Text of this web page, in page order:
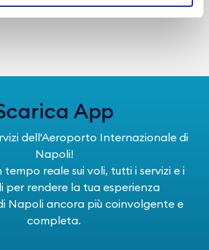
App
dell'Aeroporto Internazionale di
Napoli!
reale sui voli, tutti i servizi e i
per rendere la tua esperienza
Napoli ancora più coinvolgente e
completa.